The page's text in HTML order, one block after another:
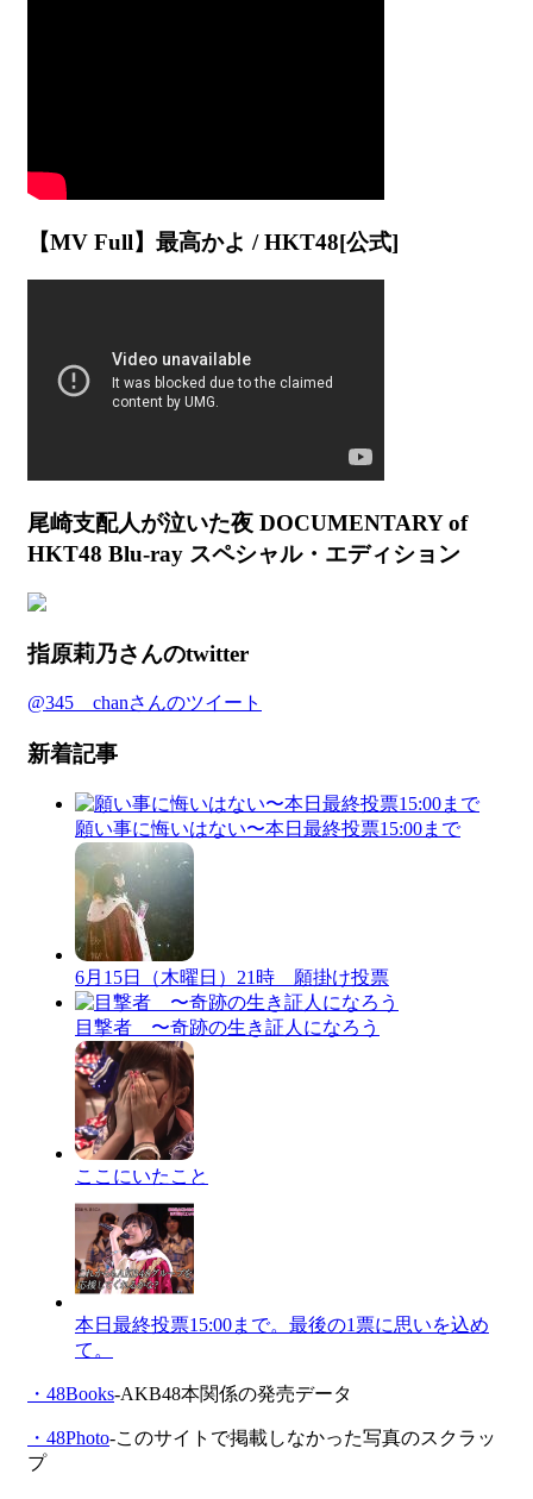
【MV Full】最高かよ / HKT48[公式]
尾崎支配人が泣いた夜 DOCUMENTARY of
HKT48 Blu-ray スペシャル・エディション
指原莉乃さんのtwitter
@345__chanさんのツイート
新着記事
願い事に悔いはない〜本日最終投票15:00まで
6月15日（木曜日）21時 願掛け投票
目撃者 〜奇跡の生き証人になろう
ここにいたこと
本日最終投票15:00まで。最後の1票に思いを込め
て。
・48Books-AKB48本関係の発売データ
・48Photo-このサイトで掲載しなかった写真のスクラッ
プ